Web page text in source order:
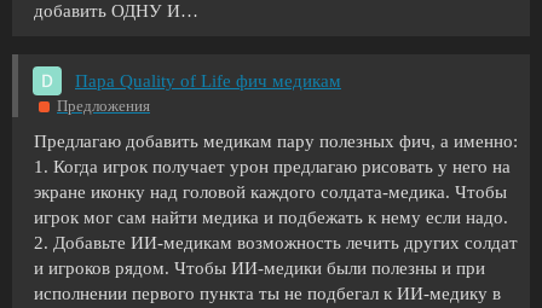
добавить ОДНУ И…
Пара Quality of Life фич медикам
Предложения
Предлагаю добавить медикам пару полезных фич, а именно:
1. Когда игрок получает урон предлагаю рисовать у него на
экране иконку над головой каждого солдата-медика. Чтобы
игрок мог сам найти медика и подбежать к нему если надо.
2. Добавьте ИИ-медикам возможность лечить других солдат
и игроков рядом. Чтобы ИИ-медики были полезны и при
исполнении первого пункта ты не подбегал к ИИ-медику в